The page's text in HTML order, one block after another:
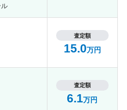
査定額
15.0万円
査定額
6.1万円